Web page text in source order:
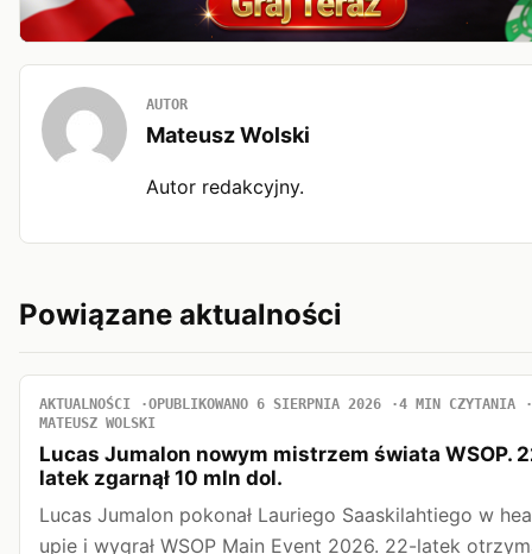
AUTOR
Mateusz Wolski
Autor redakcyjny.
Powiązane aktualności
AKTUALNOŚCI OPUBLIKOWANO 6 SIERPNIA 2026
4 MIN CZYTANIA
MATEUSZ WOLSKI
Lucas Jumalon nowym mistrzem świata WSOP.
latek zgarnął 10 mln dol.
Lucas Jumalon pokonał Lauriego Saaskilahtiego w
upie i wygrał WSOP Main Event 2026. 22-latek